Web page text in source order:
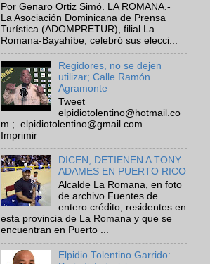
Por Genaro Ortiz Simó. LA ROMANA.-
La Asociación Dominicana de Prensa
Turística (ADOMPRETUR), filial La
Romana-Bayahíbe, celebró sus elecci...
Regidores, no se dejen
utilizar; Calle Ramón
Agramonte
Tweet
elpidiotolentino@hotmail.co
m ; elpidiotolentino@gmail.com
Imprimir
DICEN, DETIENEN A TONY
ADAMES EN PUERTO RICO
Alcalde La Romana, en foto
de archivo Fuentes de
entero crédito, residentes en
esta provincia de La Romana y que se
encuentran en Puerto ...
Elpidio Tolentino Garrido: